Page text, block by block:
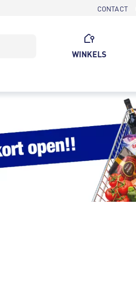
CONTACT
WINKELS